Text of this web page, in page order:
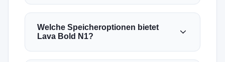
Welche Speicheroptionen bietet
Lava Bold N1?